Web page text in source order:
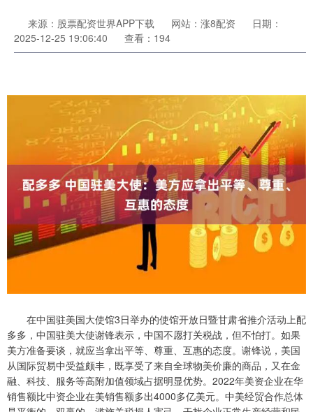
来源：股票配资世界APP下载 网站：涨8配资
日期：
2025-12-25 19:06:40
查看：194
在中国驻美国大使馆3日举办的使馆开放日暨甘肃省推介活动上配
多多，中国驻美大使谢锋表示，中国不愿打关税战，但不怕打。如果
美方准备要谈，就应当拿出平等、尊重、互惠的态度。谢锋说，美国
从国际贸易中受益颇丰，既享受了来自全球物美价廉的商品，又在金
融、科技、服务等高附加值领域占据明显优势。2022年美资企业在华
销售额比中资企业在美销售额多出4000多亿美元。中美经贸合作总体